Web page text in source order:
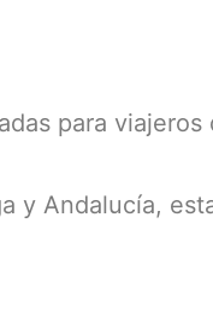
para viajeros
y Andalucía,